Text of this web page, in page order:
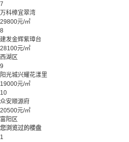
7
万科樟宜翠湾
29800元/㎡
8
建发金辉紫璋台
28100元/㎡
西湖区
9
阳光城兴耀花漾里
19000元/㎡
10
众安顺源府
20500元/㎡
富阳区
您浏览过的楼盘
1